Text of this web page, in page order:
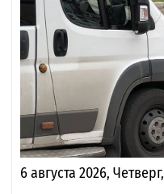
6 августа 2026, Четверг,